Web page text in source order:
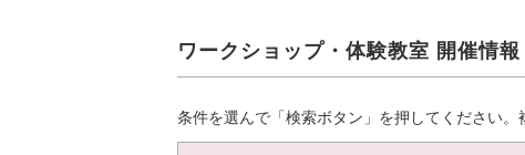
ワークショップ・体験教室 開催情報
条件を選んで「検索ボタン」を押してください。